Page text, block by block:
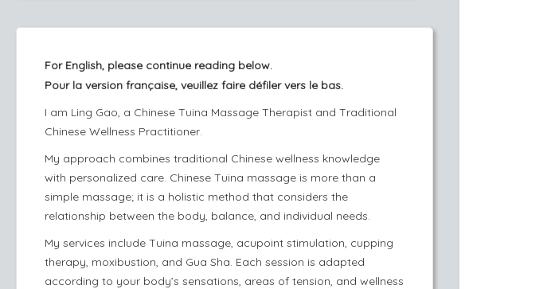
For English, please continue reading below.
Pour la version française, veuillez faire défiler vers le bas.
I am Ling Gao, a Chinese Tuina Massage Therapist and Traditional
Chinese Wellness Practitioner.
My approach combines traditional Chinese wellness knowledge
with personalized care. Chinese Tuina massage is more than a
simple massage; it is a holistic method that considers the
relationship between the body, balance, and individual needs.
My services include Tuina massage, acupoint stimulation, cupping
therapy, moxibustion, and Gua Sha. Each session is adapted
according to your body’s sensations, areas of tension, and wellness